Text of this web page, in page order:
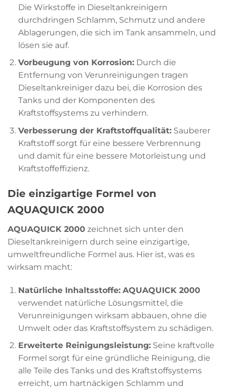
Die Wirkstoffe in Dieseltankreinigern
durchdringen Schlamm, Schmutz und andere
Ablagerungen, die sich im Tank ansammeln, und
lösen sie auf.
Vorbeugung von Korrosion:Durch die
Entfernung von Verunreinigungen tragen
Dieseltankreiniger dazu bei, die Korrosion des
Tanks und der Komponenten des
Kraftstoffsystems zu verhindern.
Verbesserung der Kraftstoffqualität:Sauberer
Kraftstoff sorgt für eine bessere Verbrennung
und damit für eine bessere Motorleistung und
Kraftstoffeffizienz.
Die einzigartige Formel von
AQUAQUICK 2000
AQUAQUICK 2000 zeichnet sich unter den
Dieseltankreinigern durch seine einzigartige,
umweltfreundliche Formel aus. Hier ist, was es
wirksam macht:
Natürliche Inhaltsstoffe: AQUAQUICK 2000
verwendet natürliche Lösungsmittel, die
Verunreinigungen wirksam abbauen, ohne die
Umwelt oder das Kraftstoffsystem zu schädigen.
Erweiterte Reinigungsleistung:Seine kraftvolle
Formel sorgt für eine gründliche Reinigung, die
alle Teile des Tanks und des Kraftstoffsystems
erreicht, um hartnäckigen Schlamm und